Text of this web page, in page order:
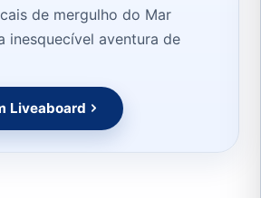
de mergulho do Mar
inesquecível aventura de
Liveaboard